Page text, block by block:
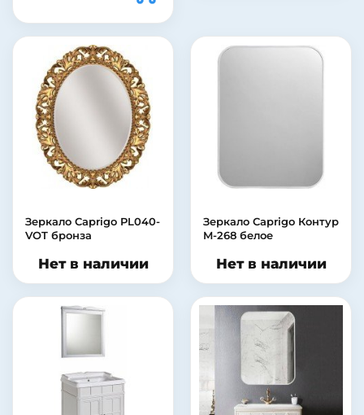
Зеркало Caprigo PL040-
VOT бронза
Нет в наличии
Зеркало Caprigo Контур
M-268 белое
Нет в наличии